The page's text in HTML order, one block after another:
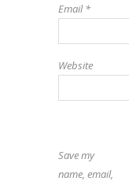
Email*
Website
Save my
name, email,